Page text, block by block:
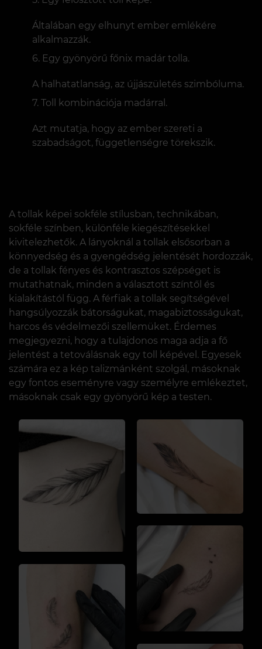
Általában egy elhunyt ember emlékére
alkalmazzák.
Egy gyönyörű főnix madár tolla.
A halhatatlanság, az újjászületés szimbóluma.
Toll kombinációja madárral.
Azt mutatja, hogy az ember szereti a
szabadságot, függetlenségre törekszik.
A tollak képei sokféle stílusban, technikában,
sokféle színben, különféle kiegészítésekkel
kivitelezhetők. A lányoknál a tollak elsősorban a
könnyedség és a gyengédség jelentését hordozzák,
de a tollak fényes és kontrasztos szépséget is
mutathatnak, minden a választott színtől és
kialakítástól függ. A férfiak a tollak segítségével
hangsúlyozzák bátorságukat, magabiztosságukat,
harcos és védelmezői szellemüket. Érdemes
megjegyezni, hogy a tulajdonos maga adja a fő
jelentést a tetoválásnak egy toll képével. Egyesek
számára ez a kép talizmánként szolgál, másoknak
egy fontos eseményre vagy személyre emlékeztet,
másoknak csak egy gyönyörű kép a testen.